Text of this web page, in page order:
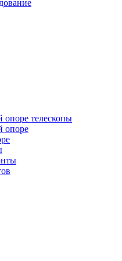
опоре телескопы
опоре